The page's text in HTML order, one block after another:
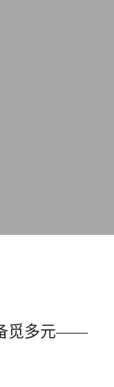
觅多元——